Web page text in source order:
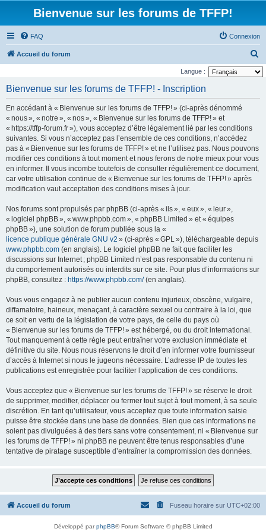
Bienvenue sur les forums de TFFP!
FAQ Connexion
Accueil du forum
e
Langue :
Bienvenue sur les forums de TFFP! - Inscription
En accédant à « Bienvenue sur les forums de TFFP! » (ci-après dénommé
« nous », « notre », « nos », « Bienvenue sur les forums de TFFP! » et
« https://tffp-forum.fr »), vous acceptez d’être légalement lié par les conditions
suivantes. Si vous n’acceptez pas l’ensemble de ces conditions, n’accédez
pas à « Bienvenue sur les forums de TFFP! » et ne l’utilisez pas. Nous pouvons
modifier ces conditions à tout moment et nous ferons de notre mieux pour vous
en informer. Il vous incombe toutefois de consulter régulièrement ce document,
car votre utilisation continue de « Bienvenue sur les forums de TFFP! » après
modification vaut acceptation des conditions mises à jour.
Nos forums sont propulsés par phpBB (ci-après « ils », « eux », « leur »,
« logiciel phpBB », « www.phpbb.com », « phpBB Limited » et « équipes
phpBB »), une solution de forum publiée sous la «
licence publique générale GNU v2 » (ci-après « GPL »), téléchargeable depuis
www.phpbb.com (en anglais). Le logiciel phpBB ne fait que faciliter les
discussions sur Internet ; phpBB Limited n’est pas responsable du contenu ni
du comportement autorisés ou interdits sur ce site. Pour plus d’informations sur
phpBB, consultez : https://www.phpbb.com/(en anglais).
Vous vous engagez à ne publier aucun contenu injurieux, obscène, vulgaire,
diffamatoire, haineux, menaçant, à caractère sexuel ou contraire à la loi, que
ce soit en vertu de la législation de votre pays, de celle du pays où
« Bienvenue sur les forums de TFFP! » est hébergé, ou du droit international.
Tout manquement à cette règle peut entraîner votre exclusion immédiate et
définitive du site. Nous nous réservons le droit d’en informer votre fournisseur
d’accès à Internet si nous le jugeons nécessaire. L’adresse IP de toutes les
publications est enregistrée pour faciliter l’application de ces conditions.
Vous acceptez que « Bienvenue sur les forums de TFFP! » se réserve le droit
de supprimer, modifier, déplacer ou fermer tout sujet à tout moment, à sa seule
discrétion. En tant qu’utilisateur, vous acceptez que toute information saisie
puisse être stockée dans une base de données. Bien que ces informations ne
soient pas divulguées à des tiers sans votre consentement, ni « Bienvenue sur
les forums de TFFP! » ni phpBB ne peuvent être tenus responsables d’une
tentative de piratage susceptible d’entraîner la compromission des données.
Accueil du forum Fuseau horaire sur UTC+02:00
Développé parphpBB® Forum Software © phpBB Limited